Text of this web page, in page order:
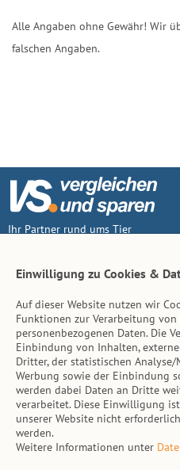
Alle Angaben ohne Gewähr! Wir
falschen Angaben.
Ihr Partner rund ums Tier
Inhalt
Tierarzt-Suche
Hinweise
AGB
Impressum
Datenschutz
Einwilligung zu Cookies &
Auf dieser Website nutzen wir
Funktionen zur Verarbeitung
personenbezogenen Daten. Die
Einbindung von Inhalten,
Dritter, der statistischen
Werbung sowie der Einbindung
werden dabei Daten an Dritte
verarbeitet. Diese Einwilligung
unserer Website nicht
werden.
Weitere Informationen unter